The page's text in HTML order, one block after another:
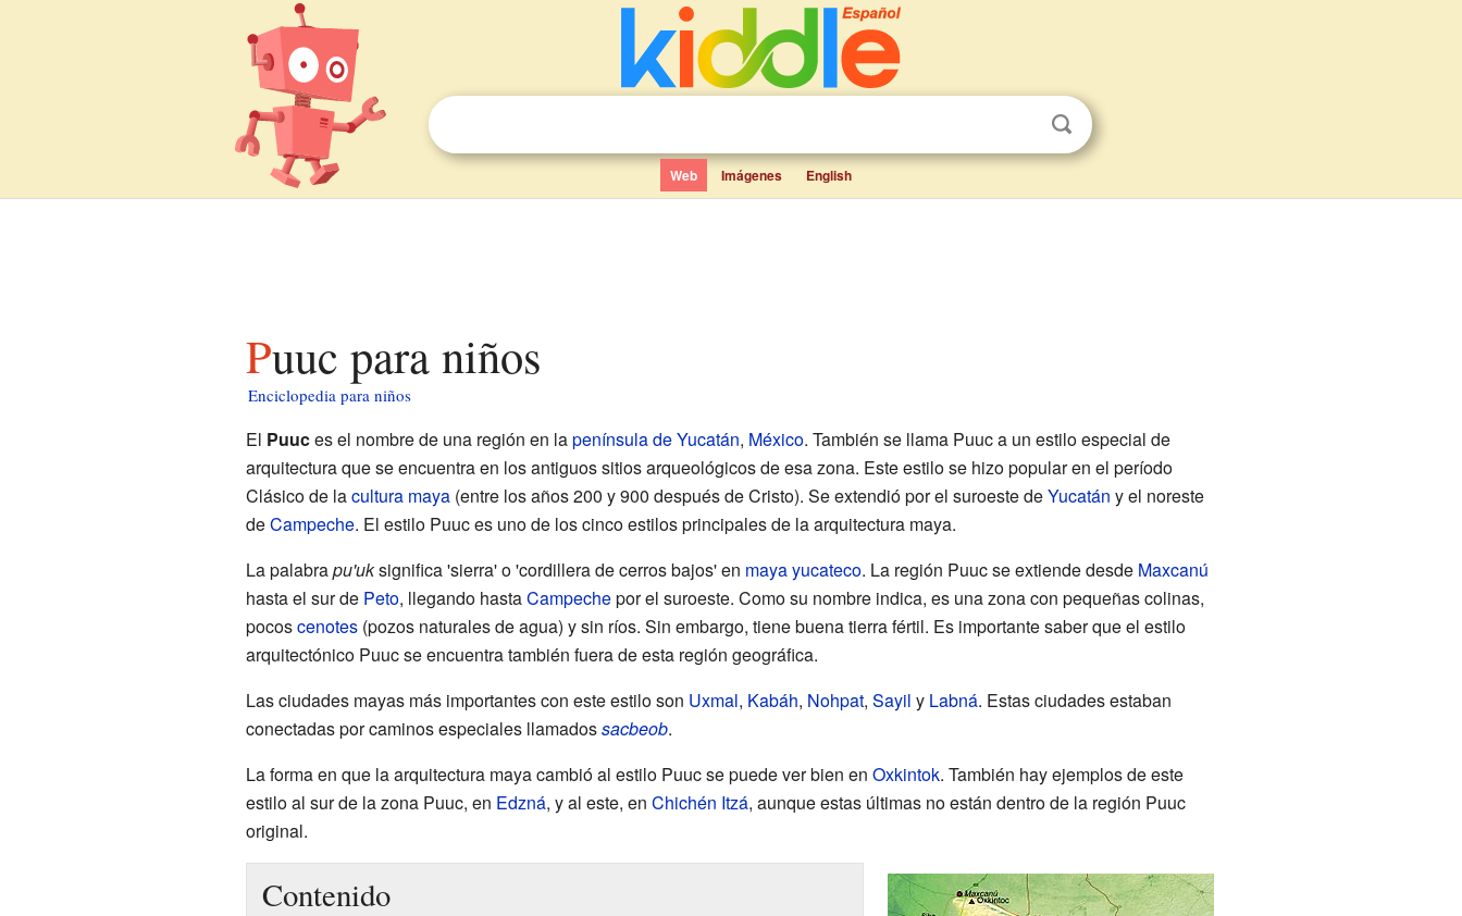
Web Imágenes English
Puuc para niños
Enciclopedia para niños
El Puuces el nombre de una región en lapenínsula de Yucatán, México. También se llama Puuc a un estilo especial de
arquitectura que se encuentra en los antiguos sitios arqueológicos de esa zona. Este estilo se hizo popular en el período
Clásico de lacultura maya(entre los años 200 y 900 después de Cristo). Se extendió por el suroeste deYucatán y el noreste
deCampeche. El estilo Puuc es uno de los cinco estilos principales de la arquitectura maya.
La palabrapu'uksignifica 'sierra' o 'cordillera de cerros bajos' en maya yucateco. La región Puuc se extiende desde Maxcanú
hasta el sur de Peto, llegando hastaCampechepor el suroeste. Como su nombre indica, es una zona con pequeñas colinas,
pocoscenotes(pozos naturales de agua) y sin ríos. Sin embargo, tiene buena tierra fértil. Es importante saber que el estilo
arquitectónico Puuc se encuentra también fuera de esta región geográfica.
Las ciudades mayas más importantes con este estilo son Uxmal, Kabáh, Nohpat, Sayil y Labná. Estas ciudades estaban
conectadas por caminos especiales llamadossacbeob.
La forma en que la arquitectura maya cambió al estilo Puuc se puede ver bien en Oxkintok. También hay ejemplos de este
estilo al sur de la zona Puuc, en Edzná, y al este, en Chichén Itzá, aunque estas últimas no están dentro de la región Puuc
original.
Contenido